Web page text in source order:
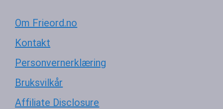
Om Frieord.no
Kontakt
Personvernerklæring
Bruksvilkår
Affiliate Disclosure